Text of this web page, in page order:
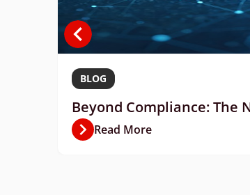
BLOG
Beyond Compliance: The
Read More